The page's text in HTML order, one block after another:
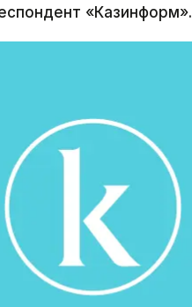
«Казинформ».